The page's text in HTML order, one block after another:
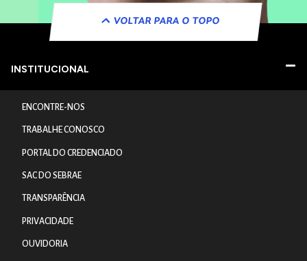
VOLTAR PARA O TOPO
INSTITUCIONAL
ENCONTRE-NOS
TRABALHE CONOSCO
PORTAL DO CREDENCIADO
SAC DO SEBRAE
TRANSPARÊNCIA
PRIVACIDADE
OUVIDORIA